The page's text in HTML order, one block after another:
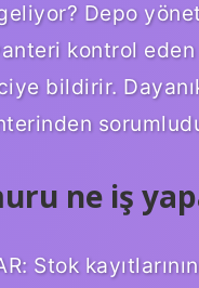
Depo
kontrol
bildirir.
ne iş
Stok